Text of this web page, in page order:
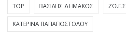
TOP ΒΑΣΊΛΗΣ ΔΗΜΆΚΟΣ
ΚΑΤΕΡΊΝΑ ΠΑΠΑΠΟΣΤΌΛΟΥ